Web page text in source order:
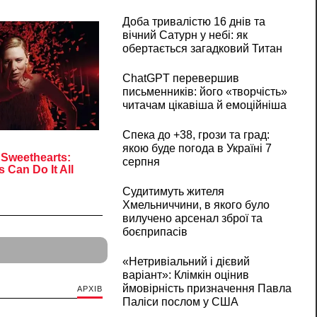
АРХІВ
Доба тривалістю 16 днів та
вічний Сатурн у небі: як
обертається загадковий Титан
ChatGPT перевершив
письменників: його «творчість»
читачам цікавіша й емоційніша
Спека до +38, грози та град:
якою буде погода в Україні 7
серпня
Судитимуть жителя
Хмельниччини, в якого було
вилучено арсенал зброї та
боєприпасів
«Нетривіальний і дієвий
варіант»: Клімкін оцінив
ймовірність призначення Павла
Паліси послом у США